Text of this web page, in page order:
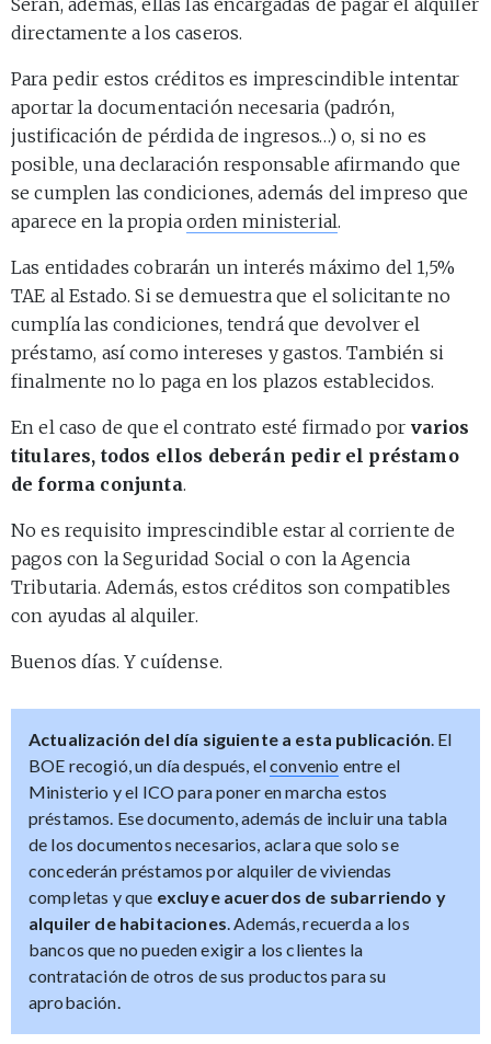
directamente a los caseros.
Para pedir estos créditos es imprescindible intentar
aportar la documentación necesaria (padrón,
justificación de pérdida de ingresos…) o, si no es
posible, una declaración responsable afirmando que
se cumplen las condiciones, además del impreso que
aparece en la propiaorden ministerial.
Las entidades cobrarán un interés máximo del 1,5%
TAE al Estado. Si se demuestra que el solicitante no
cumplía las condiciones, tendrá que devolver el
préstamo, así como intereses y gastos. También si
finalmente no lo paga en los plazos establecidos.
En el caso de que el contrato esté firmado por varios
titulares, todos ellos deberán pedir el préstamo
de forma conjunta.
No es requisito imprescindible estar al corriente de
pagos con la Seguridad Social o con la Agencia
Tributaria. Además, estos créditos son compatibles
con ayudas al alquiler.
Buenos días. Y cuídense.
Actualización del día siguiente a esta publicación . El
BOE recogió, un día después, elconvenio entre el
Ministerio y el ICO para poner en marcha estos
préstamos. Ese documento, además de incluir una tabla
de los documentos necesarios, aclara que solo se
concederán préstamos por alquiler de viviendas
completas y que excluye acuerdos de subarriendo y
alquiler de habitaciones . Además, recuerda a los
bancos que no pueden exigir a los clientes la
contratación de otros de sus productos para su
aprobación.